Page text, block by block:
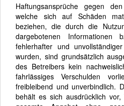
Haftungsansprüche gegen
welche sich auf Schäden
beziehen, die durch die
dargebotenen
fehlerhafter und
wurden, sind grundsätzlich
des Betreibers kein
fahrlässiges Verschulden
freibleibend und unverbindlich.
behält es sich ausdrücklich